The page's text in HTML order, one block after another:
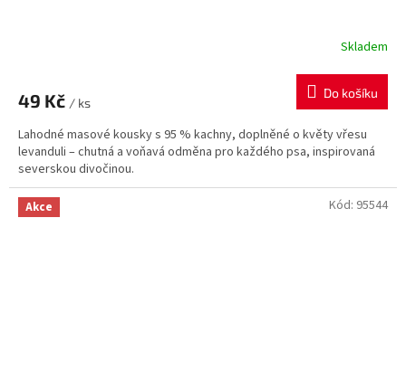
Skladem
49 Kč / ks
Do košíku
Lahodné masové kousky s 95 % kachny, doplněné o květy vřesu
levanduli – chutná a voňavá odměna pro každého psa, inspirovaná
severskou divočinou.
Akce Kód: 95544